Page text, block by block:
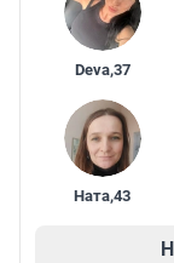
Deva,37
Ната,43